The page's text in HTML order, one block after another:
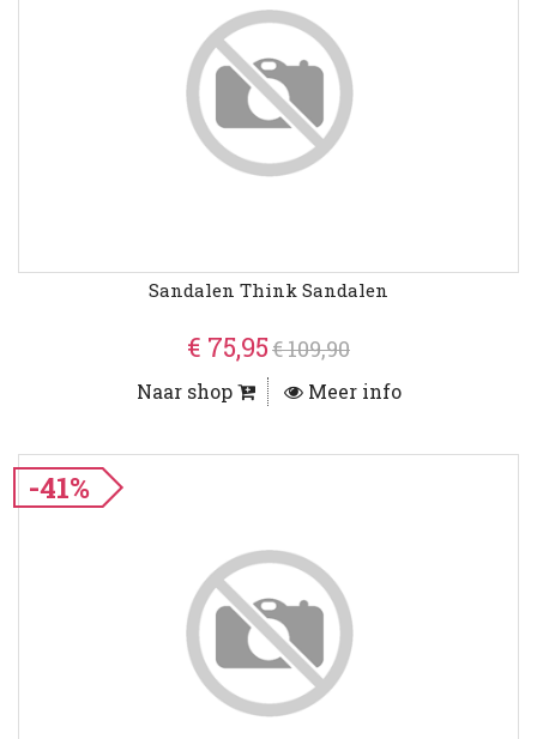
Sandalen Think Sandalen
€ 75,95€ 109,90
Naar shop Meer info
-41%